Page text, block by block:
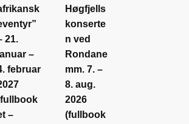
21.
–
februar
–
Høgfjells
konserte
n ved
Rondane
mm. 7. –
8. aug.
2026
(fullbook